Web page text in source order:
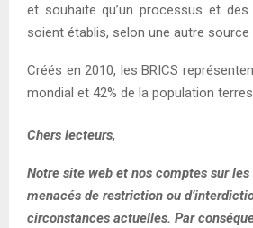
et souhaite qu’un processus et des
soient établis, selon une autre source
Créés en 2010, les BRICS
mondial et 42% de la population
Chers lecteurs,
Notre site web et nos comptes sur
menacés de restriction ou
circonstances actuelles. Par